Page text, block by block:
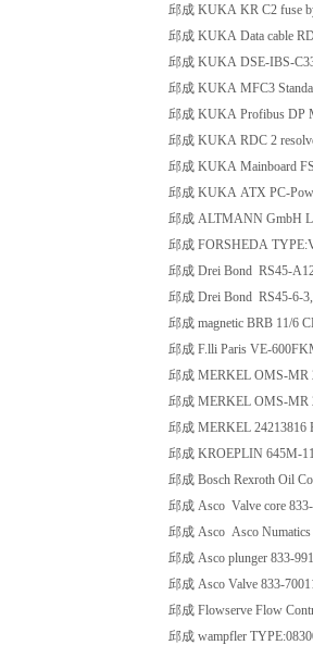
邱成 KUKA KR C2 fuse
邱成 KUKA Data cable
邱成 KUKA DSE-IBS-
邱成 KUKA MFC3
邱成 KUKA Profibus DP
邱成 KUKA RDC 2
邱成 KUKA Mainboard
邱成 KUKA ATX PC-
邱成 ALTMANN GmbH
邱成 FORSHEDA
邱成 Drei Bond RS45-
邱成 Drei Bond RS45-6-
邱成 magnetic BRB 11/6
邱成 F.lli Paris VE-
邱成 MERKEL OMS-MR
邱成 MERKEL OMS-MR
邱成 MERKEL 24213816
邱成 KROEPLIN 645M-
邱成 Bosch Rexroth Oil
邱成 Asco Valve core
邱成 Asco Asco Numatics
邱成 Asco plunger 833-
邱成 Asco Valve 833-
邱成 Flowserve Flow
邱成 wampfler